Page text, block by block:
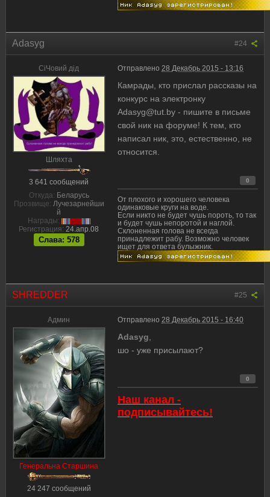
#24
Adasyg
CiЧовий дiд
Шляхта
3 641 сообщений
Откуда: Беларусь
Прозвище: Лучезарнейши
й
Награды:
Регистрация: 24.апр.08
Слава: 578
Отправлено 28 Декабрь 2015 - 13:16
Камрады, кто прислал рассказы на
конкурс на электронку
Adasyg@tut.by - пишите в письме
свой ник на форуме! К тем, кто
написал ник, это, естественно, не
относится.
0
От плохого и хорошего человека
одинаковые круги на воде.
Если никто не будет чушь пороть, то так
и будет чушь непоротой и наглой.
Склоненная голова не всегда
принадлежит рабу. Возможно человек
ищет для ответа булыжник.
#25
SHREDDER
Админ
Генеральна Cтаршина
24 247 сообщений
Отправлено 28 Декабрь 2015 - 16:40
Adasyg,
шо - уже присылают?
0
Наш канал -
подписывайтесь!